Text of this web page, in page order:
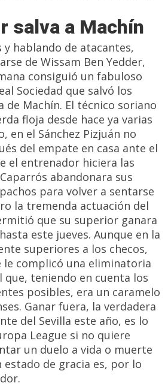
salva a Machín
y hablando de atacantes,
de Wissam Ben Yedder,
consiguió un fabuloso
Sociedad que salvó los
de Machín. El técnico soriano
floja desde hace ya varias
en el Sánchez Pizjuán no
del empate en casa ante el
el entrenador hiciera las
abandonara sus
para volver a sentarse
la tremenda actuación del
que su superior ganara
este jueves. Aunque en la
superiores a los checos,
complicó una eliminatoria
que, teniendo en cuenta los
posibles, era un caramelo
Ganar fuera, la verdadera
del Sevilla este año, es lo
League si no quiere
un duelo a vida o muerte
estado de gracia es, por lo